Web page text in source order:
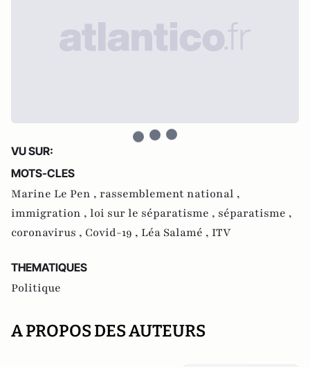
VU SUR:
MOTS-CLES
Marine Le Pen , rassemblement national ,
immigration , loi sur le séparatisme , séparatisme ,
coronavirus , Covid-19 , Léa Salamé , ITV
THEMATIQUES
Politique
A PROPOS DES AUTEURS